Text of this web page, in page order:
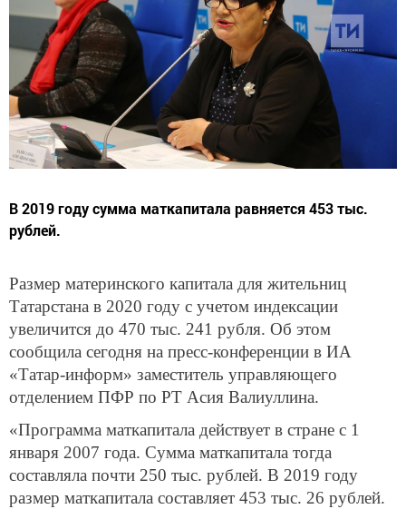
В 2019 году сумма маткапитала равняется 453 тыс.
рублей.
Размер материнского капитала для жительниц
Татарстана в 2020 году с учетом индексации
увеличится до 470 тыс. 241 рубля. Об этом
сообщила сегодня на пресс-конференции в ИА
«Татар-информ» заместитель управляющего
отделением ПФР по РТ Асия Валиуллина.
«Программа маткапитала действует в стране с 1
января 2007 года. Сумма маткапитала тогда
составляла почти 250 тыс. рублей. В 2019 году
размер маткапитала составляет 453 тыс. 26 рублей.